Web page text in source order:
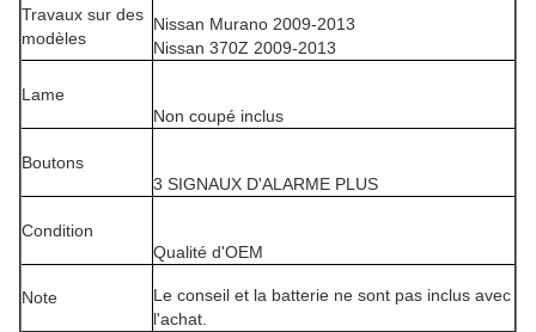
Travaux sur des
modèles
Nissan Murano 2009-2013
Nissan 370Z 2009-2013
Lame
Non coupé inclus
Boutons
3 SIGNAUX D'ALARME PLUS
Condition
Qualité d'OEM
Note
Le conseil et la batterie ne sont pas inclus avec
l'achat.